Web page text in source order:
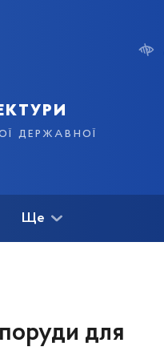
державної
Ще
для